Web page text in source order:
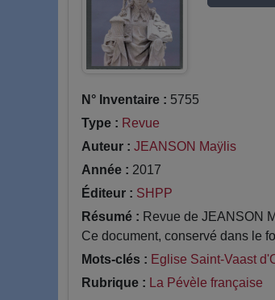
N° Inventaire : 5755
Type : Revue
Auteur : JEANSON Maÿlis
Année : 2017
Éditeur : SHPP
Résumé : Revue de JEANSON
Ce document, conservé dans le
Mots-clés : Eglise Saint-Vaast
Rubrique : La Pévèle française